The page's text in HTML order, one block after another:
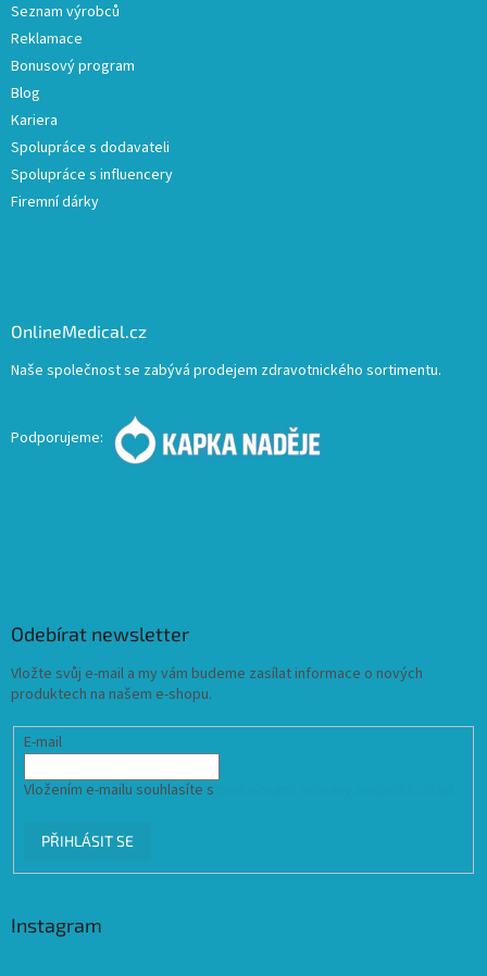
Seznam výrobců
Reklamace
Bonusový program
Blog
Kariera
Spolupráce s dodavateli
Spolupráce s influencery
Firemní dárky
OnlineMedical.cz
Naše společnost se zabývá prodejem zdravotnického sortimentu.
Podporujeme:
Odebírat newsletter
Vložte svůj e-mail a my vám budeme zasílat informace o nových
produktech na našem e-shopu.
E-mail
Vložením e-mailu souhlasíte s
PŘIHLÁSIT SE
Instagram